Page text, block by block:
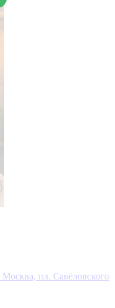
Москва, пл. Савёловского